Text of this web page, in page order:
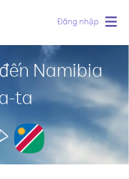
Đăng nhập
Namibia
ta